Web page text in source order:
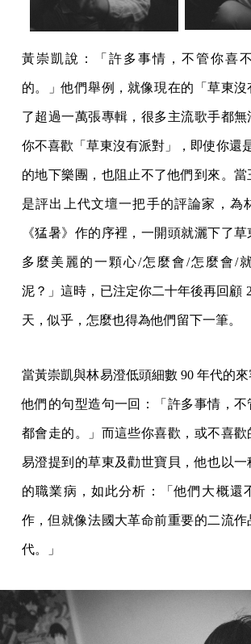
黃崇凱說：「許多事情，不管你喜
的。」他們舉例，就像現在的「草東
了超過一萬張專輯，很多主流歌手都無
你不喜歡「草東沒有派對」，即使你還
的地下樂團，也阻止不了他們到來。
是評出上代文壇一把手的評論家，為
《猛暑》作的序裡，一開頭就灑下了
多麼美麗的一顆心/怎麼會/怎麼會/
泥？」這時，已注定你二十年後再回顧
天，似乎，怎麼也得為他們留下一筆。
當黃崇凱與林易澄低頭細數 90 年代的
他們的句型造句一回：「許多事情，不
都會走的。」而這些你喜歡，或不喜
易澄提到的草東及勸世寶貝，他也以一
的職業病，如此分析：「他們大概還
作，但就像法國大革命前重要的二流
代。」